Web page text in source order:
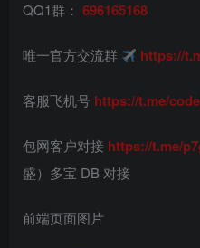
QQ1群： 696165168
唯一官方交流群 https://
客服飞机号 https://t.me/
包网客户对接 https://t.me/
盛）多宝 DB 对接
前端页面图片